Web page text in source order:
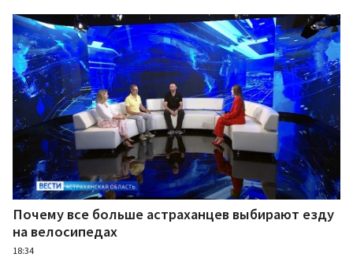
Почему все больше астраханцев выбирают езду
на велосипедах
18:34